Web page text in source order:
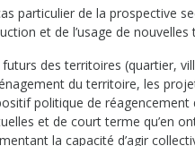
particulier de la prospective
et de l’usage de
des territoires (quartier,
du territoire, les
politique de
et de court terme qu’en
la capacité d’agir